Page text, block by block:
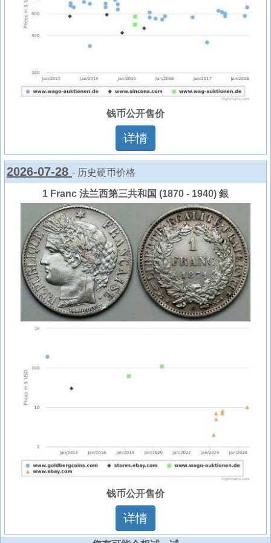
钱币公开售价
详情
2026-07-28 - 历史硬币价格
1 Franc 法兰西第三共和国 (1870 - 1940) 銀
钱币公开售价
详情